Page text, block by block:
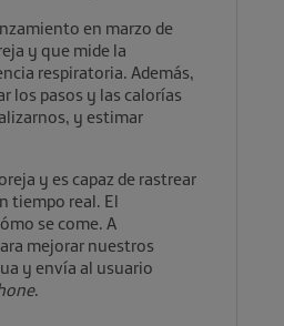
en marzo de
y que mide la
respiratoria. Además,
los pasos y las calorías
y estimar
y es capaz de rastrear
tiempo real. El
se come. A
mejorar nuestros
y envía al usuario
.